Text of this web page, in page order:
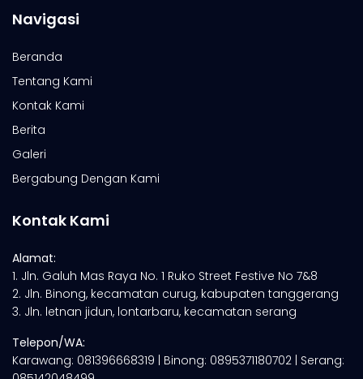
Navigasi
Beranda
Tentang Kami
Kontak Kami
Berita
Galeri
Bergabung Dengan Kami
Kontak Kami
Alamat:
1. Jln. Galuh Mas Raya No. 1 Ruko Street Festive No 7&8
2. Jln. Binong, kecamatan curug, kabupaten tanggerang
3. Jln. letnan jidun, lontarbaru, kecamatan serang
Telepon/WA:
Karawang: 081396668319 | Binong: 0895371180702 | Serang: